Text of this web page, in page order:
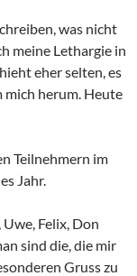
was nicht
meine Lethargie in
eher selten, es
mich herum. Heute
Teilnehmern im
Jahr.
Uwe, Felix, Don
sind die, die mir
Gruss zu